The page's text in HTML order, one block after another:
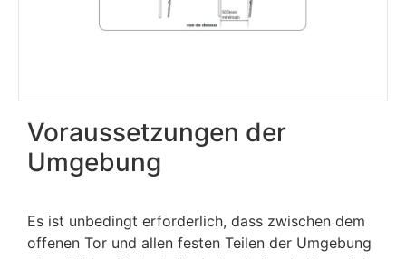
Voraussetzungen der
Umgebung
Es ist unbedingt erforderlich, dass zwischen dem
offenen Tor und allen festen Teilen der Umgebung